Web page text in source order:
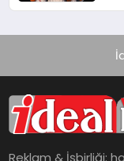
Reklam & İşbirliği: